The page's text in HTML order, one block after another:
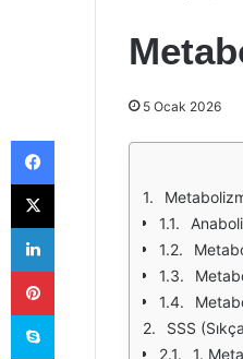
5 Ocak 2026
SSS
1.
Facebook
X
LinkedIn
Pinterest
Skype